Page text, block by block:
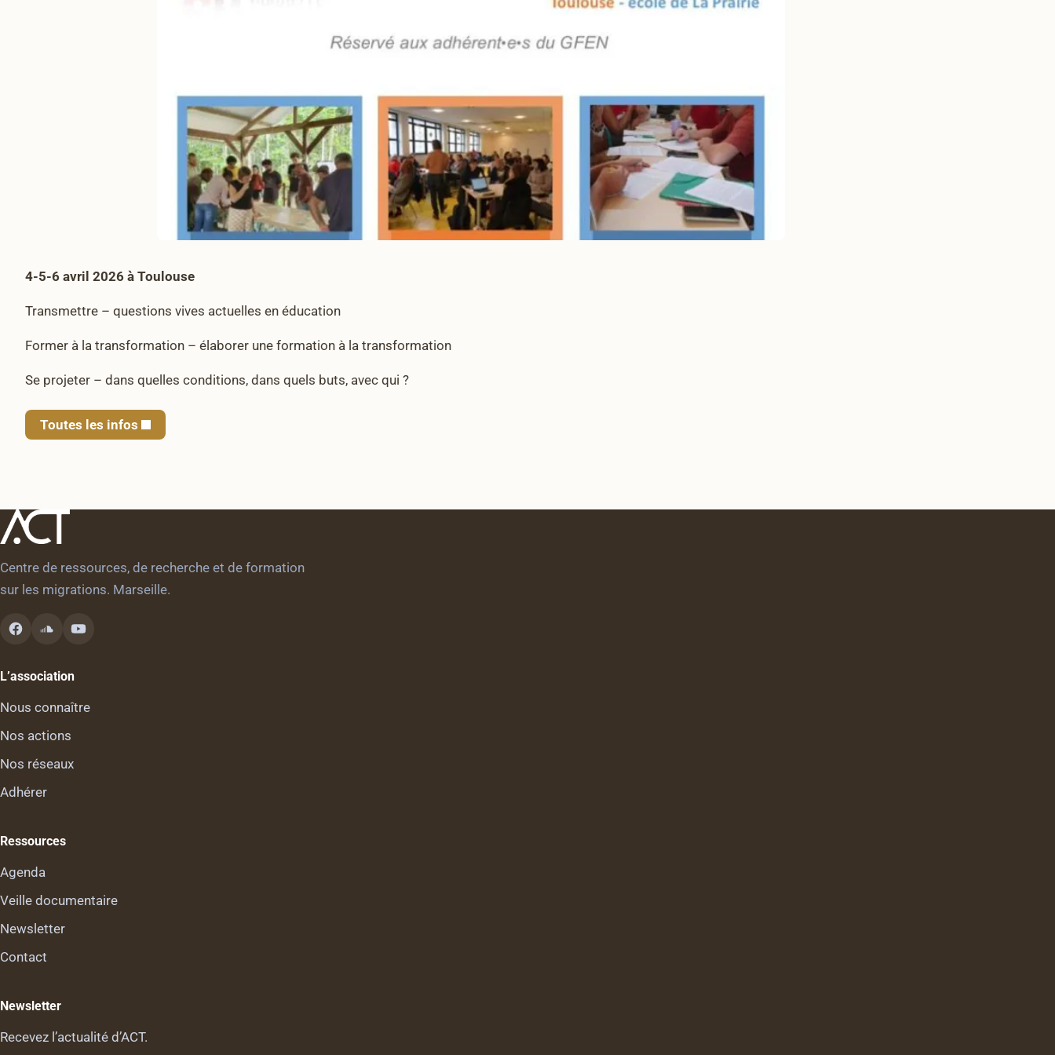
4-5-6 avril 2026 à Toulouse
Transmettre – questions vives actuelles en éducation
Former à la transformation – élaborer une formation à la transformation
Se projeter – dans quelles conditions, dans quels buts, avec qui ?
Toutes les infos
Centre de ressources, de recherche et de formation
sur les migrations. Marseille.
L’association
Nous connaître
Nos actions
Nos réseaux
Adhérer
Ressources
Agenda
Veille documentaire
Newsletter
Contact
Newsletter
Recevez l’actualité d’ACT.